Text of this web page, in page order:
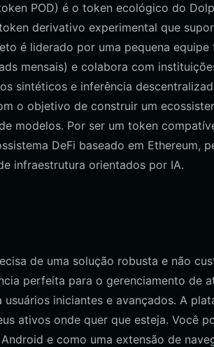
POD) é o token ecológico do
derivativo experimental que
é liderado por uma pequena equipe
mensais) e colabora com
sintéticos e inferência
o objetivo de construir um
modelos. Por ser um token
DeFi baseado em Ethereum,
infraestrutura orientados por IA.
de uma solução robusta e não
perfeita para o gerenciamento de
iniciantes e avançados. A
ativos onde quer que esteja. Você
e como uma extensão de